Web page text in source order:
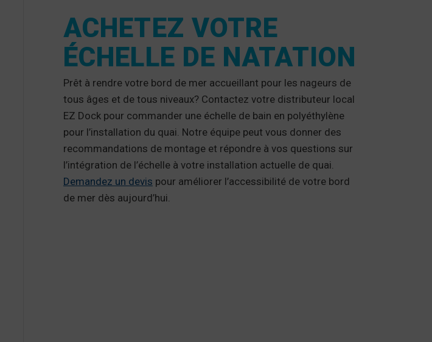
ACHETEZ VOTRE
ÉCHELLE DE NATATION
Prêt à rendre votre bord de mer accueillant pour les nageurs de
tous âges et de tous niveaux? Contactez votre distributeur local
EZ Dock pour commander une échelle de bain en polyéthylène
pour l’installation du quai. Notre équipe peut vous donner des
recommandations de montage et répondre à vos questions sur
l’intégration de l’échelle à votre installation actuelle de quai.
Demandez un devis pour améliorer l’accessibilité de votre bord
de mer dès aujourd’hui.